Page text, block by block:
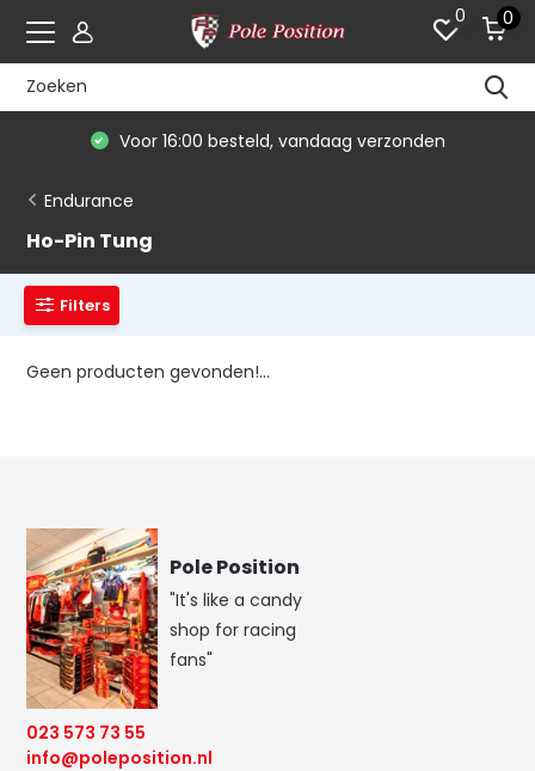
0 0
Voor 16:00 besteld, vandaag verzonden
Endurance
Ho-Pin Tung
Filters
Geen producten gevonden!...
Pole Position
"It's like a candy
shop for racing
fans"
023 573 73 55
info@poleposition.nl